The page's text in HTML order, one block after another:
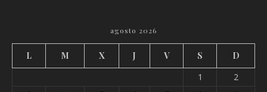
agosto 2026
L M X J V S
D
1
2